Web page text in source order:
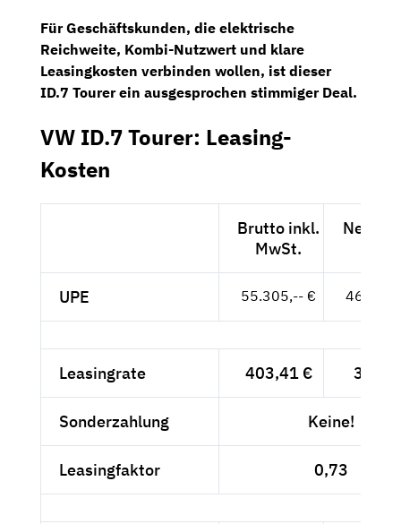
Für Geschäftskunden, die elektrische
Reichweite, Kombi-Nutzwert und klare
Leasingkosten verbinden wollen, ist dieser
ID.7 Tourer ein ausgesprochen stimmiger Deal.
VW ID.7 Tourer: Leasing-
Kosten
Brutto inkl.
MwSt.
Netto
UPE 55.305,-- €
Leasingrate 403,41 €
Sonderzahlung Keine!
Leasingfaktor 0,73